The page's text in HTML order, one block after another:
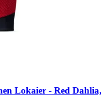
Lokaier -​ Red Dahlia,